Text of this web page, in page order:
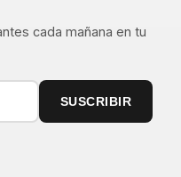
cada mañana en tu
SUSCRIBIR